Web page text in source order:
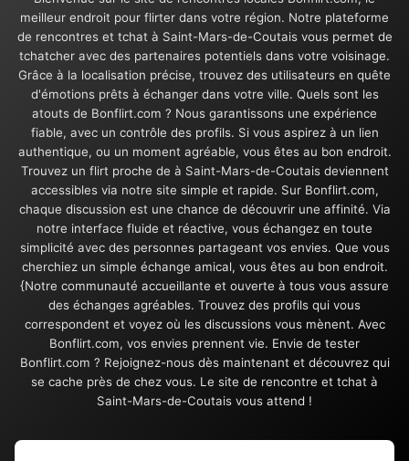
meilleur endroit pour flirter dans votre région. Notre plateforme
de rencontres et tchat à Saint-Mars-de-Coutais vous permet de
tchatcher avec des partenaires potentiels dans votre voisinage.
Grâce à la localisation précise, trouvez des utilisateurs en quête
d'émotions prêts à échanger dans votre ville. Quels sont les
atouts de Bonflirt.com ? Nous garantissons une expérience
fiable, avec un contrôle des profils. Si vous aspirez à un lien
authentique, ou un moment agréable, vous êtes au bon endroit.
Trouvez un flirt proche de à Saint-Mars-de-Coutais deviennent
accessibles via notre site simple et rapide. Sur Bonflirt.com,
chaque discussion est une chance de découvrir une affinité. Via
notre interface fluide et réactive, vous échangez en toute
simplicité avec des personnes partageant vos envies. Que vous
cherchiez un simple échange amical, vous êtes au bon endroit.
{Notre communauté accueillante et ouverte à tous vous assure
des échanges agréables. Trouvez des profils qui vous
correspondent et voyez où les discussions vous mènent. Avec
Bonflirt.com, vos envies prennent vie. Envie de tester
Bonflirt.com ? Rejoignez-nous dès maintenant et découvrez qui
se cache près de chez vous. Le site de rencontre et tchat à
Saint-Mars-de-Coutais vous attend !